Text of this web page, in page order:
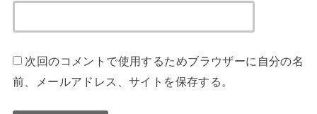
次回のコメントで使用するためブラウザーに自分の名
前、メールアドレス、サイトを保存する。